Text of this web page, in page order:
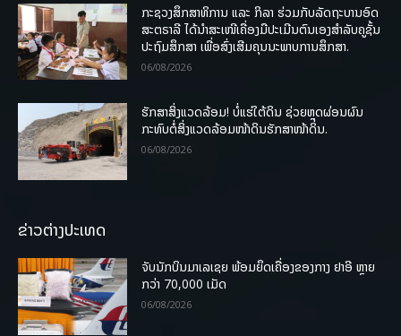
ກະຊວງສຶກສາທິການ ແລະ ກິລາ ຮ່ວມກັບລັດຖະບານອົດ
ສະຕຣາລີ ໄດ້ນຳສະເໜີເຄື່ອງມືປະເມີນຕົນເອງສຳລັບຄູຊັ້ນ
ປະຖົມສຶກສາ ເພື່ອສົ່ງເສີມຄຸນນະພາບການສຶກສາ.
06/08/2026
ຮັກສາສິ່ງແວດລ້ອມ! ບໍ່ແຮ່ໃຕ້ດິນ ຊ່ວຍຫຼຸດຜ່ອນຜົນ
ກະທົບຕໍ່ສິ່ງແວດລ້ອມໜ້າດິນຮັກສາໜ້າດິນ.
06/08/2026
ຂ່າວຕ່າງປະເທດ
ຈັບນັກບິນມາເລເຊຍ ພ້ອມຍຶດເຄື່ອງຂອງກາງ ຢາອີ ຫຼາຍ
ກວ່າ 70,000 ເມັດ
06/08/2026